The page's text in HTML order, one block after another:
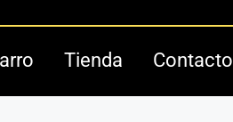
Tienda Contacto